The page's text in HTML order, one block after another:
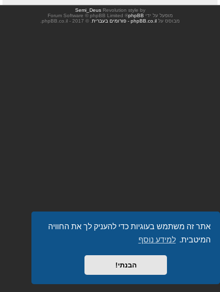
אתר זה משתמש בעוגיות כדי להעניק לך את החוויה
המיטבית. למידע נוסף
הבנתי!
Revolution style by
Semi_Deus
מופעל על ידי phpBB
® Forum Software © phpBB Limited
מבוסס על phpBB.co.il - פורומים בעברית . © 2017 - phpBB.co.il.